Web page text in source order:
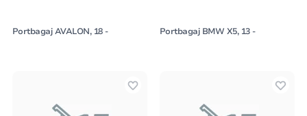
Portbagaj AVALON, 18 - Portbagaj BMW X5, 13 -